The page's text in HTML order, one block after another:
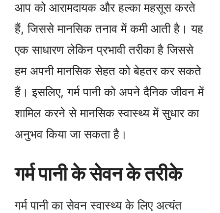
आप को आरामदायक और हल्का महसूस करते
हैं, जिससे मानसिक तनाव में कमी आती है। यह
एक साधारण लेकिन प्रभावी तरीका है जिससे
हम अपनी मानसिक सेहत को बेहतर कर सकते
हैं। इसलिए, गर्म पानी को अपने दैनिक जीवन में
शामिल करने से मानसिक स्वास्थ्य में सुधार का
अनुभव किया जा सकता है।
गर्म पानी के सेवन के तरीके
गर्म पानी का सेवन स्वास्थ्य के लिए अत्यंत